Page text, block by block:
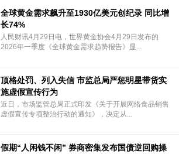
全球黄金需求飙升至1930亿美元创纪录 同比增
长74%
人民财讯4月29日电，世界黄金协会4月29日发布的
2026年一季度《全球黄金需求趋势报告》显...
顶格处罚、列入失信 市监总局严惩明星带货实
施虚假宣传行为
近日，市场监管总局正式印发《关于开展网络食品销售
虚假宣传专项整治行动的通知》，决定从...
假期“人闲钱不闲” 券商密集发布国债逆回购操